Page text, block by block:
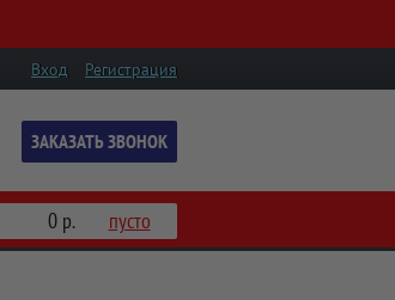
Вход Регистрация
ЗАКАЗАТЬ ЗВОНОК
0 р. пусто